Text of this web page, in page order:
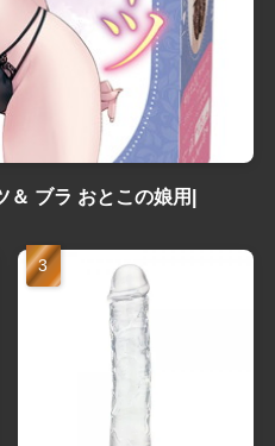
ブラ おとこの娘用|